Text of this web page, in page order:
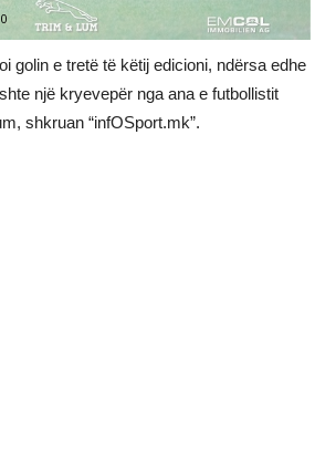
0
golin e tretë të këtij edicioni, ndërsa edhe
një kryevepër nga ana e futbollistit
shkruan “infOSport.mk”.